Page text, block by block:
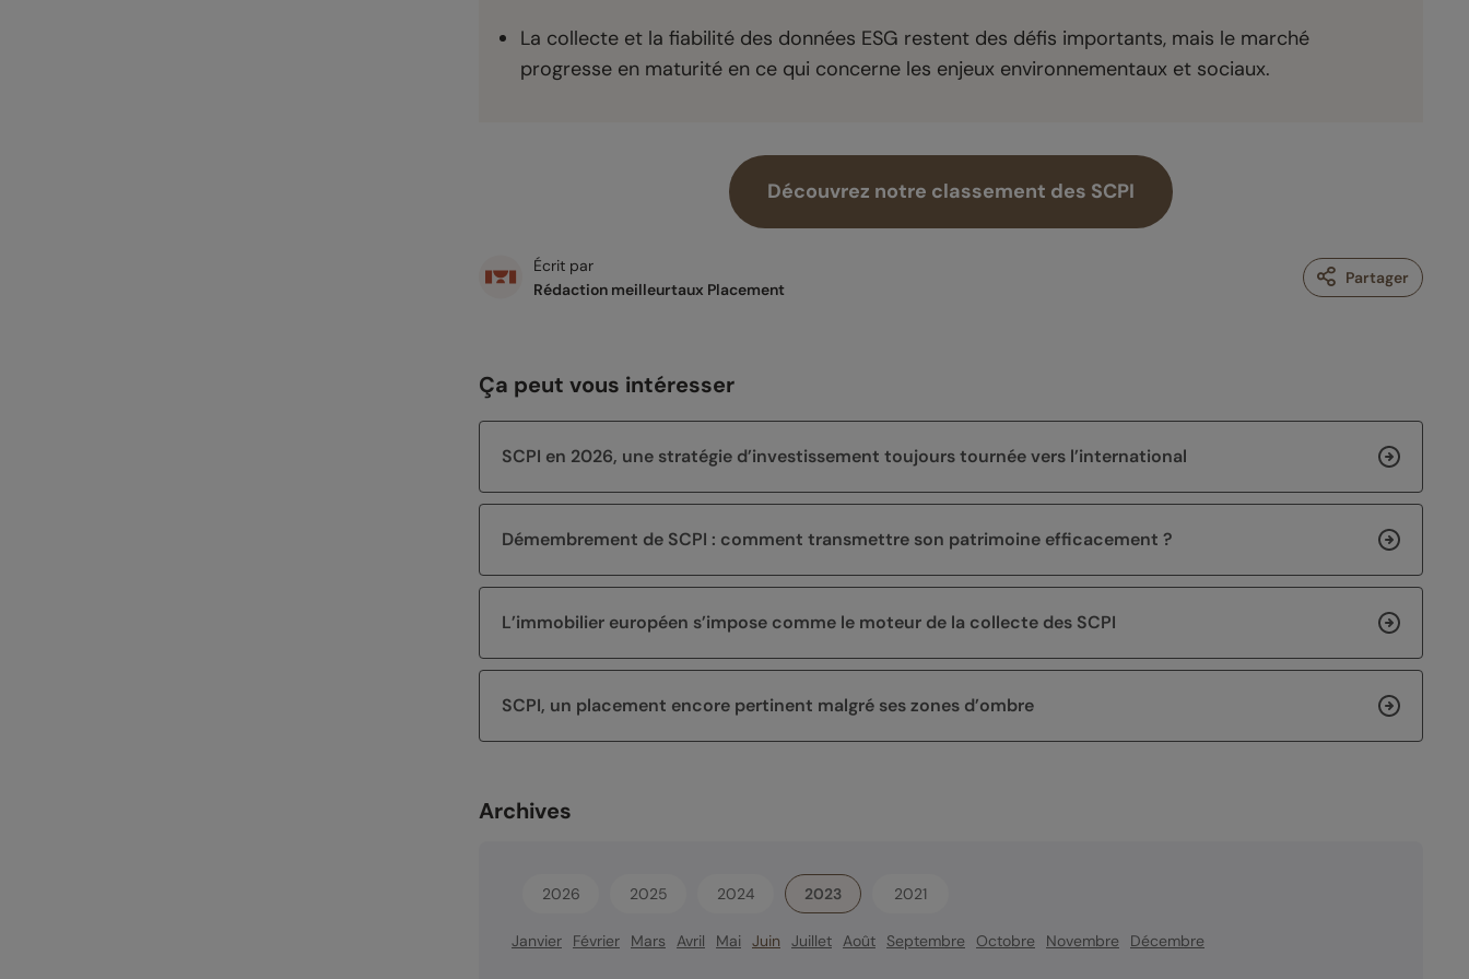
La collecte et la fiabilité des données ESG restent des défis importants, mais le marché
progresse en maturité en ce qui concerne les enjeux environnementaux et sociaux.
Découvrez notre classement des SCPI
Écrit par
Rédaction meilleurtaux Placement
Partager
Ça peut vous intéresser
SCPI en 2026, une stratégie d’investissement toujours tournée vers l’international
Démembrement de SCPI : comment transmettre son patrimoine efficacement ?
L’immobilier européen s’impose comme le moteur de la collecte des SCPI
SCPI, un placement encore pertinent malgré ses zones d’ombre
Archives
2026 2025 2024 2023 2021
Janvier Février Mars Avril Mai Juin Juillet Août Septembre Octobre Novembre Décembre